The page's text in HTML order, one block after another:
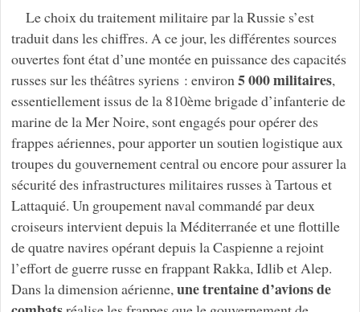
Le choix du traitement militaire par la Russie s’est
traduit dans les chiffres. A ce jour, les différentes sources
ouvertes font état d’une montée en puissance des capacités
russes sur les théâtres syriens : environ 5 000 militaires,
essentiellement issus de la 810ème brigade d’infanterie de
marine de la Mer Noire, sont engagés pour opérer des
frappes aériennes, pour apporter un soutien logistique aux
troupes du gouvernement central ou encore pour assurer la
sécurité des infrastructures militaires russes à Tartous et
Lattaquié. Un groupement naval commandé par deux
croiseurs intervient depuis la Méditerranée et une flottille
de quatre navires opérant depuis la Caspienne a rejoint
l’effort de guerre russe en frappant Rakka, Idlib et Alep.
Dans la dimension aérienne, une trentaine d’avions de